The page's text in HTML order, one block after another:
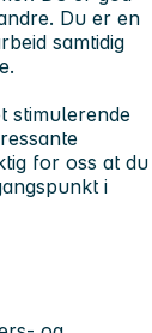
Du er en
samtidig
stimulerende
for oss at du
i